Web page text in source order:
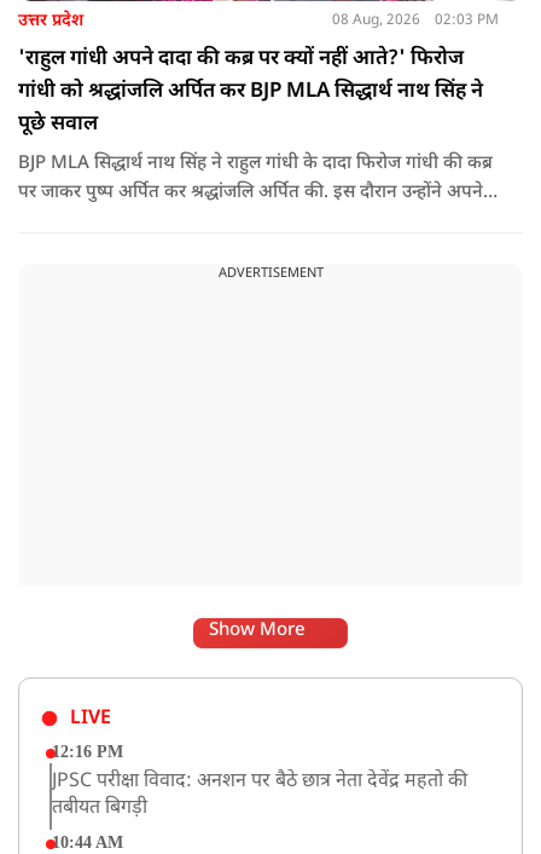
उत्तर प्रदेश 08 Aug, 2026 02:03 PM
'राहुल गांधी अपने दादा की कब्र पर क्यों नहीं आते?' फिरोज
गांधी को श्रद्धांजलि अर्पित कर BJP MLA सिद्धार्थ नाथ सिंह ने
पूछे सवाल
BJP MLA सिद्धार्थ नाथ सिंह ने राहुल गांधी के दादा फिरोज गांधी की कब्र
पर जाकर पुष्प अर्पित कर श्रद्धांजलि अर्पित की. इस दौरान उन्होंने अपने
ADVERTISEMENT
Show More
LIVE
12:16 PM
JPSC परीक्षा विवाद: अनशन पर बैठे छात्र नेता देवेंद्र महतो की
तबीयत बिगड़ी
10:44 AM